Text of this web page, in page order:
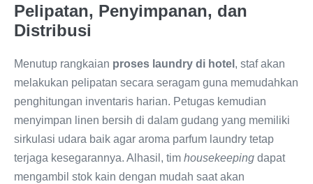
Pelipatan, Penyimpanan, dan
Distribusi
Menutup rangkaian proses laundry di hotel , staf akan
melakukan pelipatan secara seragam guna memudahkan
penghitungan inventaris harian. Petugas kemudian
menyimpan linen bersih di dalam gudang yang memiliki
sirkulasi udara baik agar aroma parfum laundry tetap
terjaga kesegarannya. Alhasil, tim housekeeping dapat
mengambil stok kain dengan mudah saat akan